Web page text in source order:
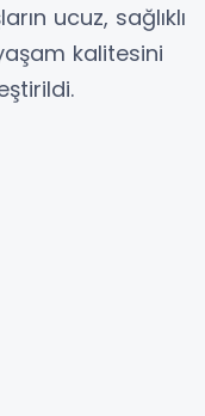
ucuz, sağlıklı
kalitesini